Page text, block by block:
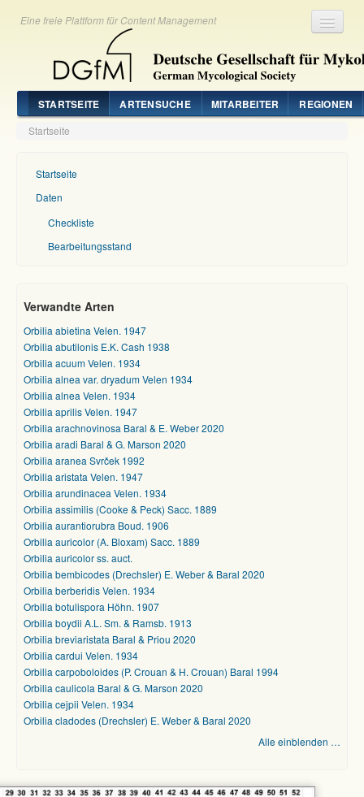
Eine freie Plattform für Content Management
STARTSEITE ARTENSUCHE MITARBEITER REGIONEN
Startseite
Startseite
Daten
Checkliste
Bearbeitungsstand
Verwandte Arten
Orbilia abietina Velen. 1947
Orbilia abutilonis E.K. Cash 1938
Orbilia acuum Velen. 1934
Orbilia alnea var. dryadum Velen 1934
Orbilia alnea Velen. 1934
Orbilia aprilis Velen. 1947
Orbilia arachnovinosa Baral & E. Weber 2020
Orbilia aradi Baral & G. Marson 2020
Orbilia aranea Svrček 1992
Orbilia aristata Velen. 1947
Orbilia arundinacea Velen. 1934
Orbilia assimilis (Cooke & Peck) Sacc. 1889
Orbilia aurantiorubra Boud. 1906
Orbilia auricolor (A. Bloxam) Sacc. 1889
Orbilia auricolor ss. auct.
Orbilia bembicodes (Drechsler) E. Weber & Baral 2020
Orbilia berberidis Velen. 1934
Orbilia botulispora Höhn. 1907
Orbilia boydii A.L. Sm. & Ramsb. 1913
Orbilia breviaristata Baral & Priou 2020
Orbilia cardui Velen. 1934
Orbilia carpoboloides (P. Crouan & H. Crouan) Baral 1994
Orbilia caulicola Baral & G. Marson 2020
Orbilia cejpii Velen. 1934
Orbilia cladodes (Drechsler) E. Weber & Baral 2020
Alle einblenden …